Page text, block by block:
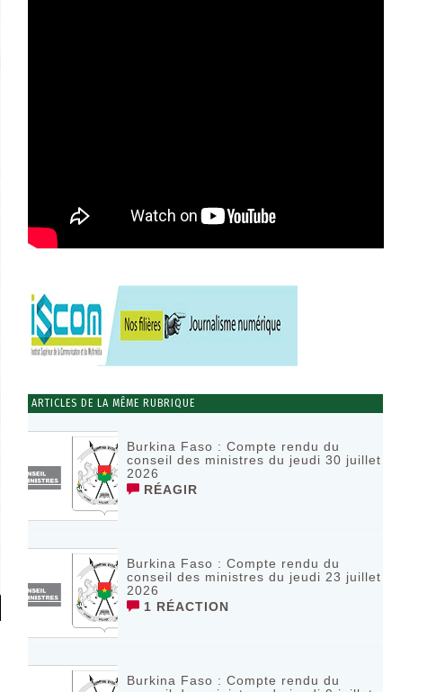
ARTICLES DE LA MÊME RUBRIQUE
Burkina Faso : Compte rendu du
conseil des ministres du jeudi 30 juillet
2026
RÉAGIR
Burkina Faso : Compte rendu du
conseil des ministres du jeudi 23 juillet
2026
1 RÉACTION
Burkina Faso : Compte rendu du